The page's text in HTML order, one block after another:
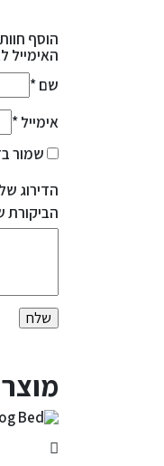
הוסף
האימייל
שם*
אימייל*
שמור
הדירוג
הביקורת